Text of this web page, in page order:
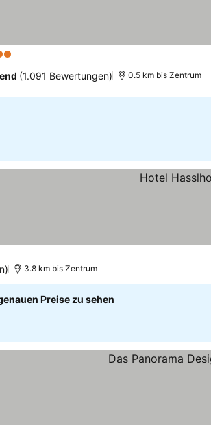
(1.091 Bewertungen) 0.5 km bis Zentrum
3.8 km bis Zentrum
Preise zu sehen